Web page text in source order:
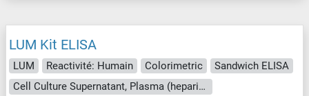
LUM Kit ELISA
LUM Reactivité: Humain Colorimetric
Sandwich ELISA
Cell Culture Supernatant, Plasma (heparin), Serum